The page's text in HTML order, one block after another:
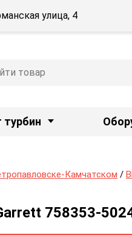
улица, 4
Камчатском /
758353-